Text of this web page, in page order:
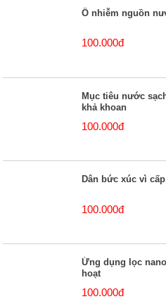
Ô nhiễm nguồn
100.000đ
Mục tiêu nước
khả khoan
100.000đ
Dân bức xúc vì
100.000đ
Ứng dụng lọc
hoạt
100.000đ